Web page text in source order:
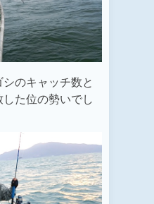
のキャッチ数と
た位の勢いでし